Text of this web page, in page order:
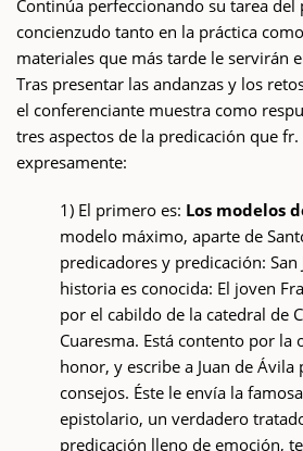
Continúa perfeccionando su tarea del
concienzudo tanto en la práctica
materiales que más tarde le servirán
Tras presentar las andanzas y los
el conferenciante muestra como
tres aspectos de la predicación que
expresamente:
1) El primero es: Los modelos
modelo máximo, aparte de
predicadores y predicación: San
historia es conocida: El joven
por el cabildo de la catedral de
Cuaresma. Está contento por la
honor, y escribe a Juan de
consejos. Éste le envía la
epistolario, un verdadero
predicación lleno de emoción,